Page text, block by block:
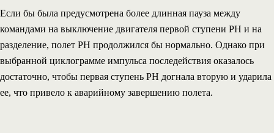
Если бы была предусмотрена более длинная пауза между
командами на выключение двигателя первой ступени РН и на
разделение, полет РН продолжился бы нормально. Однако при
выбранной циклограмме импульса последействия оказалось
достаточно, чтобы первая ступень РН догнала вторую и ударила
ее, что привело к аварийному завершению полета.